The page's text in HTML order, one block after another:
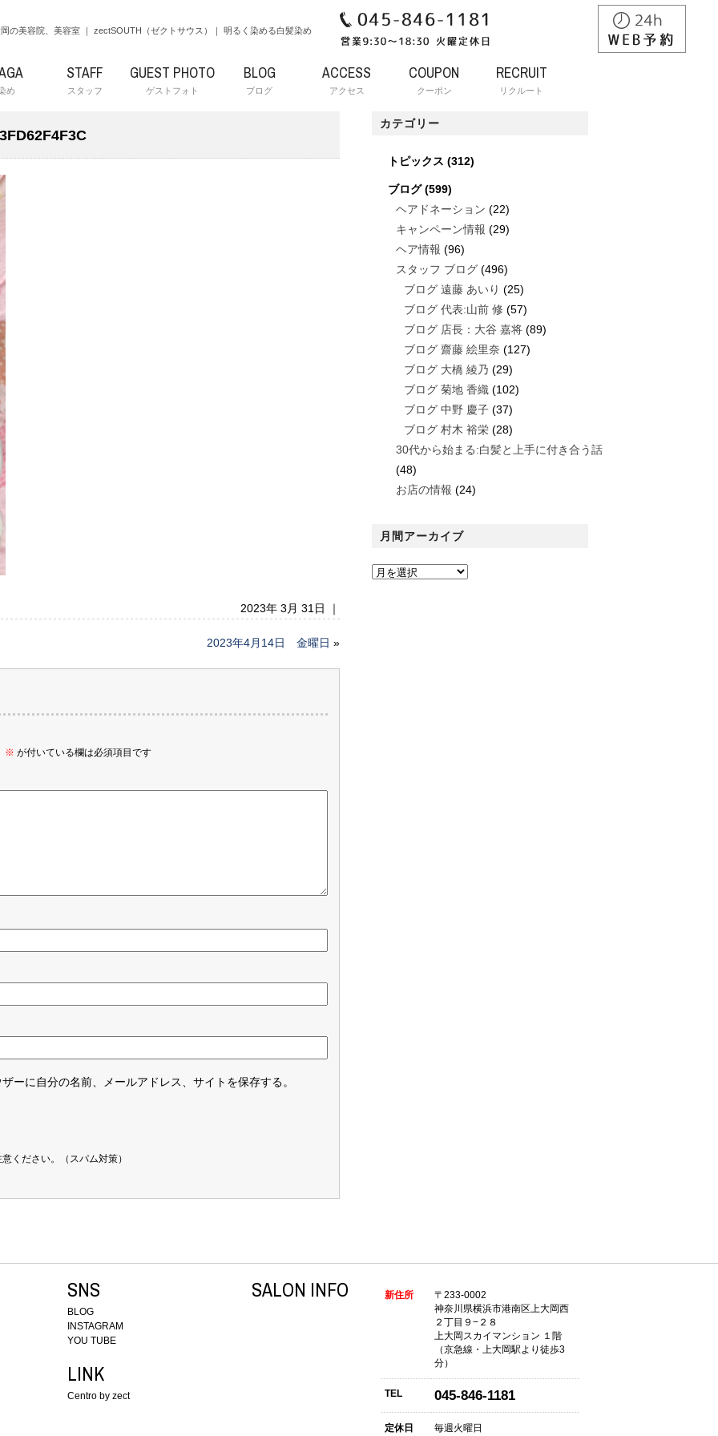
の美容院、美容室 ｜ zectSOUTH（ゼクトサウス）｜ 明るく染める白髪染め
め
STAFF
スタッフ
GUEST PHOTO
ゲストフォト
BLOG
ブログ
ACCESS
アクセス
COUPON
クーポン
RECRUIT
リクルート
2023年 3月 31日 ｜
2023年4月14日 金曜日 »
※ が付いている欄は必須項目です
ーに自分の名前、メールアドレス、サイトを保存する。
ください。（スパム対策）
カテゴリー
トピックス (312)
ブログ(599)
ヘアドネーション (22)
キャンペーン情報 (29)
ヘア情報 (96)
スタッフ ブログ (496)
ブログ 遠藤 あいり (25)
ブログ 代表:山前 修 (57)
ブログ 店長：大谷 嘉将 (89)
ブログ 齋藤 絵里奈 (127)
ブログ 大橋 綾乃 (29)
ブログ 菊地 香織 (102)
ブログ 中野 慶子 (37)
ブログ 村木 裕栄 (28)
30代から始まる:白髪と上手に付き合う話
(48)
お店の情報 (24)
月間アーカイブ
SNS
BLOG
INSTAGRAM
YOU TUBE
LINK
Centro by zect
SALON INFO 新住所
〒233-0002
神奈川県横浜市港南区上大岡西
２丁目９−２８
上大岡スカイマンション １階
（京急線・上大岡駅より徒歩3
分）
TEL 045-846-1181
定休日 毎週火曜日